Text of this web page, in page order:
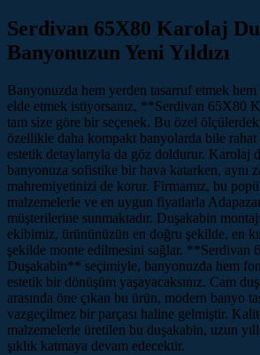
Serdivan 65X80 Karolaj
Banyonuzun Yeni Yıldızı
Banyonuzda hem yerden tasarruf etmek
elde etmek istiyorsanız, **Serdivan 65X80
tam size göre bir seçenek. Bu özel
özellikle daha kompakt banyolarda bile rahat
estetik detaylarıyla da göz doldurur. Karolaj
banyonuza sofistike bir hava katarken, aynı
mahremiyetinizi de korur. Firmamız, bu
malzemelerle ve en uygun fiyatlarla
müşterilerine sunmaktadır. Duşakabin
ekibimiz, ürününüzün en doğru şekilde, en
şekilde monte edilmesini sağlar. **Serdivan
Duşakabin** seçimiyle, banyonuzda hem
estetik bir dönüşüm yaşayacaksınız. Cam
arasında öne çıkan bu ürün, modern banyo
vazgeçilmez bir parçası haline gelmiştir.
malzemelerle üretilen bu duşakabin, uzun
şıklık katmaya devam edecektir.